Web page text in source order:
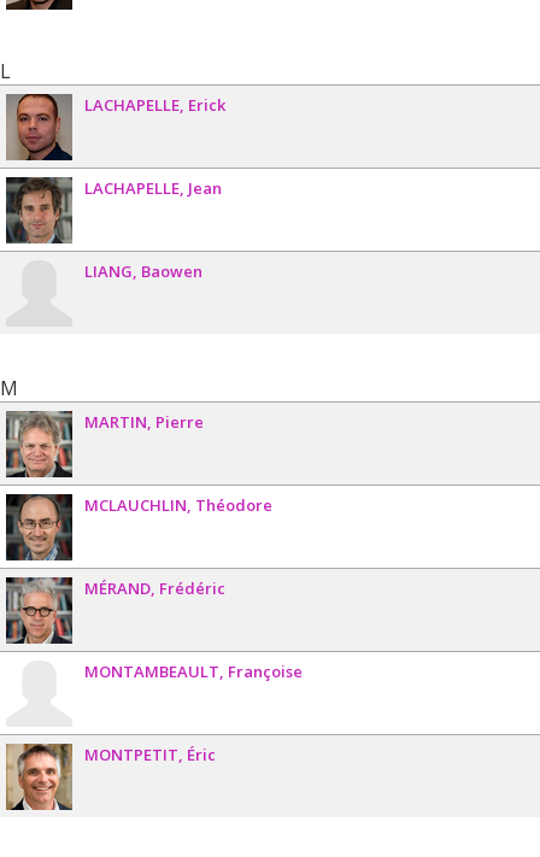
L
LACHAPELLE Erick
LACHAPELLE Jean
LIANG Baowen
M
MARTIN Pierre
MCLAUCHLIN Théodore
MÉRAND Frédéric
MONTAMBEAULT Françoise
MONTPETIT Éric